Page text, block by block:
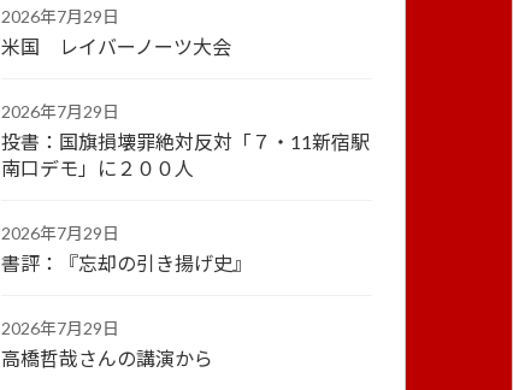
2026年7月29日
米国 レイバーノーツ大会
2026年7月29日
投書：国旗損壊罪絶対反対「７・11新宿駅
南口デモ」に２００人
2026年7月29日
書評：『忘却の引き揚げ史』
2026年7月29日
高橋哲哉さんの講演から